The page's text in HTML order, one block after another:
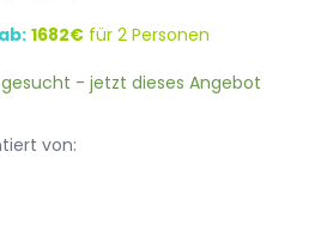
1682€ für 2 Personen
von: